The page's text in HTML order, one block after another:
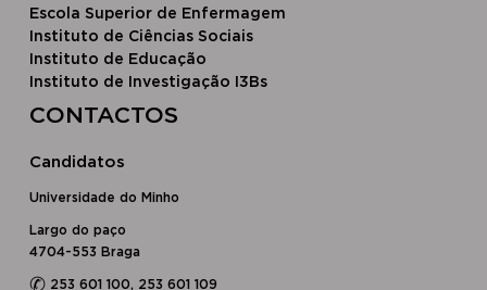
Escola Superior de Enfermagem
Instituto de Ciências Sociais
Instituto de Educação
Instituto de Investigação I3Bs
CONTACTOS
Candidatos
Universidade do Minho
Largo do paço
4704-553 Braga
✆253 601 100, 253 601 109